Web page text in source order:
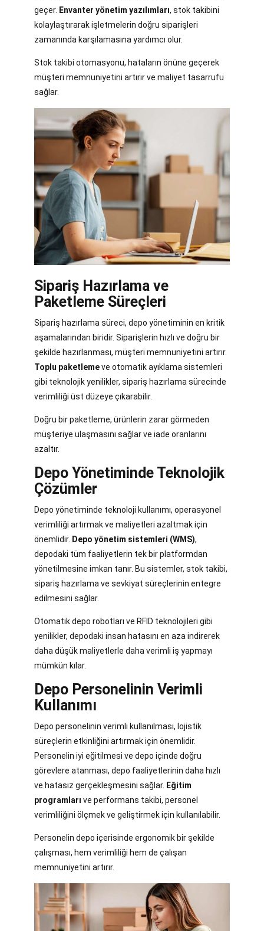
geçer. Envanter yönetim yazılımları, stok takibini
kolaylaştırarak işletmelerin doğru siparişleri
zamanında karşılamasına yardımcı olur.
Stok takibi otomasyonu, hataların önüne geçerek
müşteri memnuniyetini artırır ve maliyet tasarrufu
sağlar.
Sipariş Hazırlama ve
Paketleme Süreçleri
Sipariş hazırlama süreci, depo yönetiminin en kritik
aşamalarından biridir. Siparişlerin hızlı ve doğru bir
şekilde hazırlanması, müşteri memnuniyetini artırır.
Toplu paketlemeve otomatik ayıklama sistemleri
gibi teknolojik yenilikler, sipariş hazırlama sürecinde
verimliliği üst düzeye çıkarabilir.
Doğru bir paketleme, ürünlerin zarar görmeden
müşteriye ulaşmasını sağlar ve iade oranlarını
azaltır.
Depo Yönetiminde Teknolojik
Çözümler
Depo yönetiminde teknoloji kullanımı, operasyonel
verimliliği artırmak ve maliyetleri azaltmak için
önemlidir. Depo yönetim sistemleri (WMS),
depodaki tüm faaliyetlerin tek bir platformdan
yönetilmesine imkan tanır. Bu sistemler, stok takibi,
sipariş hazırlama ve sevkiyat süreçlerinin entegre
edilmesini sağlar.
Otomatik depo robotları ve RFID teknolojileri gibi
yenilikler, depodaki insan hatasını en aza indirerek
daha düşük maliyetlerle daha verimli iş yapmayı
mümkün kılar.
Depo Personelinin Verimli
Kullanımı
Depo personelinin verimli kullanılması, lojistik
süreçlerin etkinliğini artırmak için önemlidir.
Personelin iyi eğitilmesi ve depo içinde doğru
görevlere atanması, depo faaliyetlerinin daha hızlı
ve hatasız gerçekleşmesini sağlar. Eğitim
programları ve performans takibi, personel
verimliliğini ölçmek ve geliştirmek için kullanılabilir.
Personelin depo içerisinde ergonomik bir şekilde
çalışması, hem verimliliği hem de çalışan
memnuniyetini artırır.